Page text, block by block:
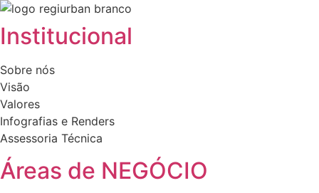
multiple
variants.
The
product
page
Institucional
Sobre nós
Visão
Valores
Infografias e Renders
Assessoria Técnica
Áreas de NEGÓCIO